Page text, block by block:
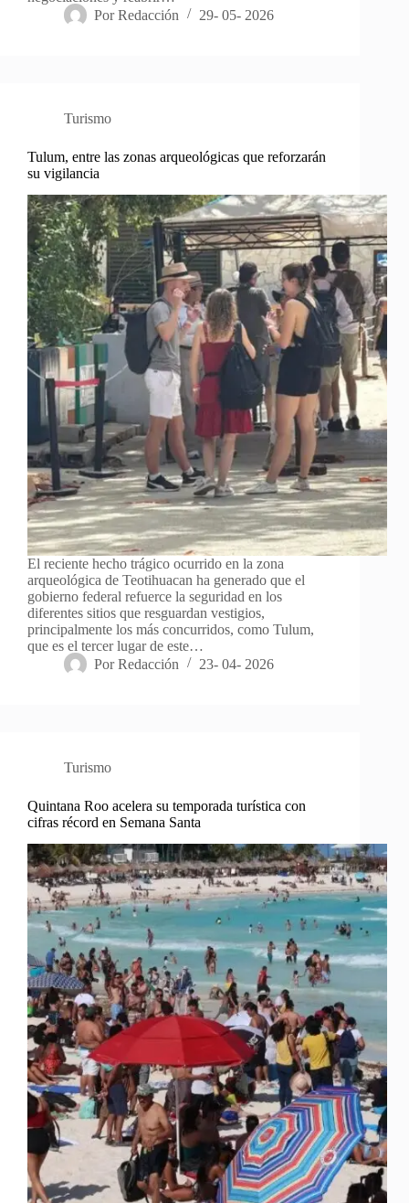
Por Redacción 29- 05- 2026
Turismo
Tulum, entre las zonas arqueológicas que reforzarán
su vigilancia
El reciente hecho trágico ocurrido en la zona
arqueológica de Teotihuacan ha generado que el
gobierno federal refuerce la seguridad en los
diferentes sitios que resguardan vestigios,
principalmente los más concurridos, como Tulum,
que es el tercer lugar de este…
Por Redacción 23- 04- 2026
Turismo
Quintana Roo acelera su temporada turística con
cifras récord en Semana Santa